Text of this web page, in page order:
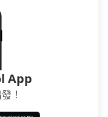
App
！